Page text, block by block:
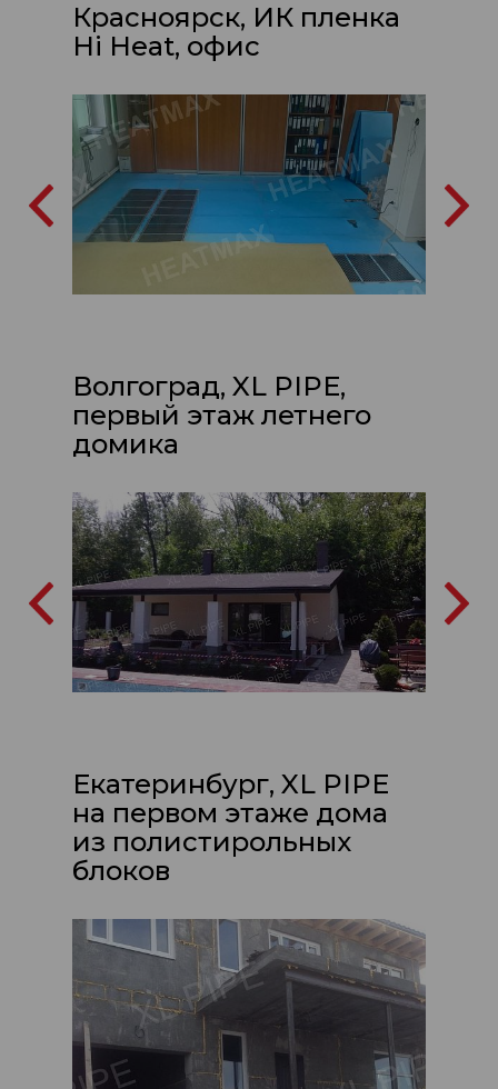
Красноярск, ИК пленка
Hi Heat, офис
Волгоград, XL PIPE,
первый этаж летнего
домика
Екатеринбург, XL PIPE
на первом этаже дома
из полистирольных
блоков